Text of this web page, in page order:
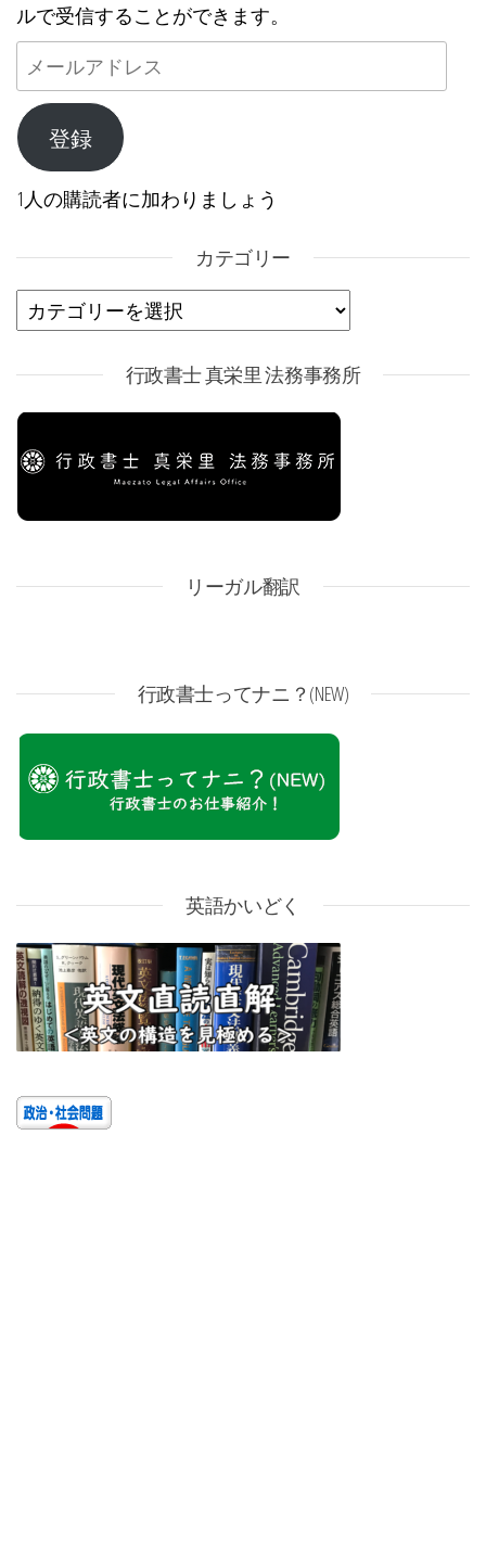
ルで受信することができます。
メールアドレス
登録
1人の購読者に加わりましょう
カテゴリー
カテゴリー
行政書士 真栄里 法務事務所
リーガル翻訳
行政書士ってナニ？(NEW)
英語かいどく